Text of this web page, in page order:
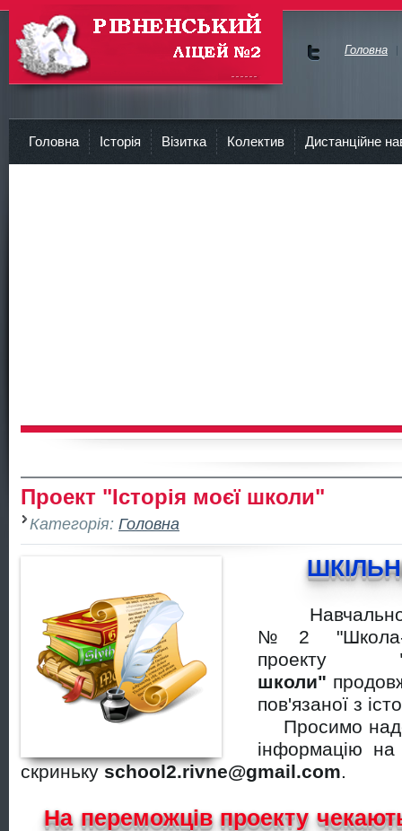
Рівненський Ліцей №2
Головна
Головна Історія Візитка Колектив Дистанційне
Проект "Історія моєї школи"
Категорія: Головна
Навчально-
№2 "Школа-
проекту
школи"
пов'язаної з
Просимо
інформацію на
скринькуschool2.rivne@gmail.com.
На переможців проекту